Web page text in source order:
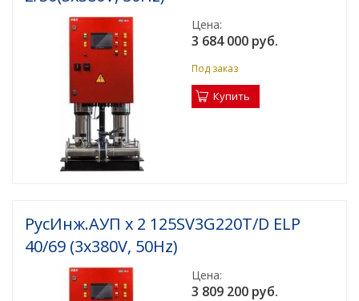
Цена:
3 684 000 руб.
Под заказ
Купить
РусИнж.АУП х 2 125SV3G220T/D ELP
40/69 (3x380V, 50Hz)
Цена:
3 809 200 руб.